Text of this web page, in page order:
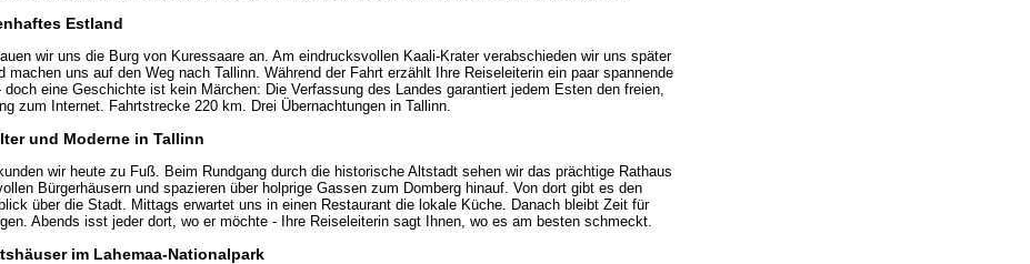
Estland
wir uns die Burg von Kuressaare an. Am eindrucksvollen Kaali-Krater verabschieden wir uns später
machen uns auf den Weg nach Tallinn. Während der Fahrt erzählt Ihre Reiseleiterin ein paar spannende
eine Geschichte ist kein Märchen: Die Verfassung des Landes garantiert jedem Esten den freien,
zum Internet. Fahrtstrecke 220 km. Drei Übernachtungen in Tallinn.
und Moderne in Tallinn
wir heute zu Fuß. Beim Rundgang durch die historische Altstadt sehen wir das prächtige Rathaus
Bürgerhäusern und spazieren über holprige Gassen zum Domberg hinauf. Von dort gibt es den
über die Stadt. Mittags erwartet uns in einen Restaurant die lokale Küche. Danach bleibt Zeit für
Abends isst jeder dort, wo er möchte - Ihre Reiseleiterin sagt Ihnen, wo es am besten schmeckt.
im Lahemaa-Nationalpark